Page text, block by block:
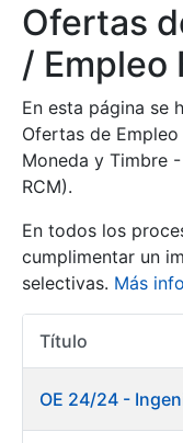
Mostrar/Ocultar
Mostrar/Ocultar
Ofertas
/ Empleo
En esta página se
Ofertas de
Moneda y Timbre
RCM).
En todos los
cumplimentar un
selectivas. Más
Título